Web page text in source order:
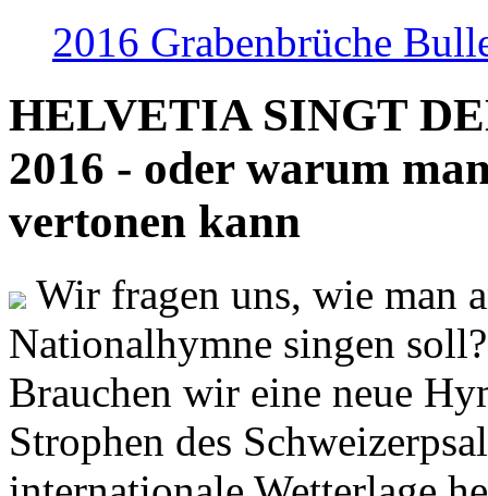
2016 Grabenbrüche
HELVETIA SINGT
2016 - oder warum
vertonen kann
Wir fragen uns, wie man
Nationalhymne singen
Brauchen wir eine neue
Strophen des